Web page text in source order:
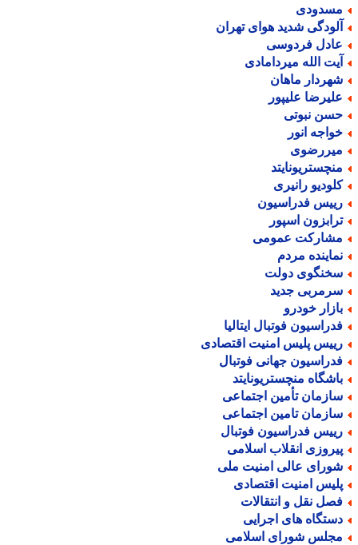
شدید هوای تهران
فردوسی
الله میردامادی
ماهان
علیپور
نبوتی
انور
رانیری
فدراسیون
اسپور
عمومی
مردم
دولت
جدید
خودرو
فوتبال ایتالیا
پلیس امنیت اقتصادی
جهانی فوتبال
منچستریونایتد
تأمین اجتماعی
تامین اجتماعی
فدراسیون فوتبال
انقلاب اسلامی
عالی امنیت ملی
امنیت اقتصادی
نقل و انتقالات
های اجرایی
شورای اسلامی